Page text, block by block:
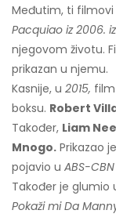
Međutim, ti filmovi
Pacquiao iz 2006.
njegovom životu.
prikazan u njemu.
Kasnije, u 2015, film
boksu. Robert
Također, Liam
Mnogo. Prikazao
pojavio u ABS-CBN
Također je glumio
Pokaži mi Da